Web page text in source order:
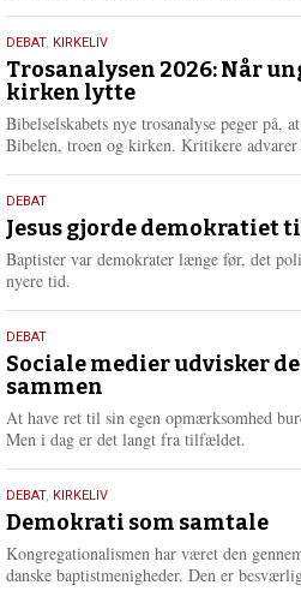
2.
juni
2026
DEBAT, KIRKELIV
Trosanalysen 2026: Når
kirken lytte
Bibelselskabets nye trosanalyse peger på,
Bibelen, troen og kirken. Kritikere
18.
maj
2026
DEBAT
Jesus gjorde demokratiet
Baptister var demokrater længe før, det
nyere tid.
18.
maj
2026
DEBAT
Sociale medier udvisker
sammen
At have ret til sin egen opmærksomhed
Men i dag er det langt fra tilfældet.
18.
maj
2026
DEBAT, KIRKELIV
Demokrati som samtale
Kongregationalismen har været den
danske baptistmenigheder. Den er